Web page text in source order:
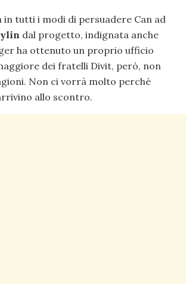
in tutti i modi di persuadere Can ad
dal progetto, indignata anche
ha ottenuto un proprio ufficio
dei fratelli Divit, però, non
Non ci vorrà molto perché
allo scontro.